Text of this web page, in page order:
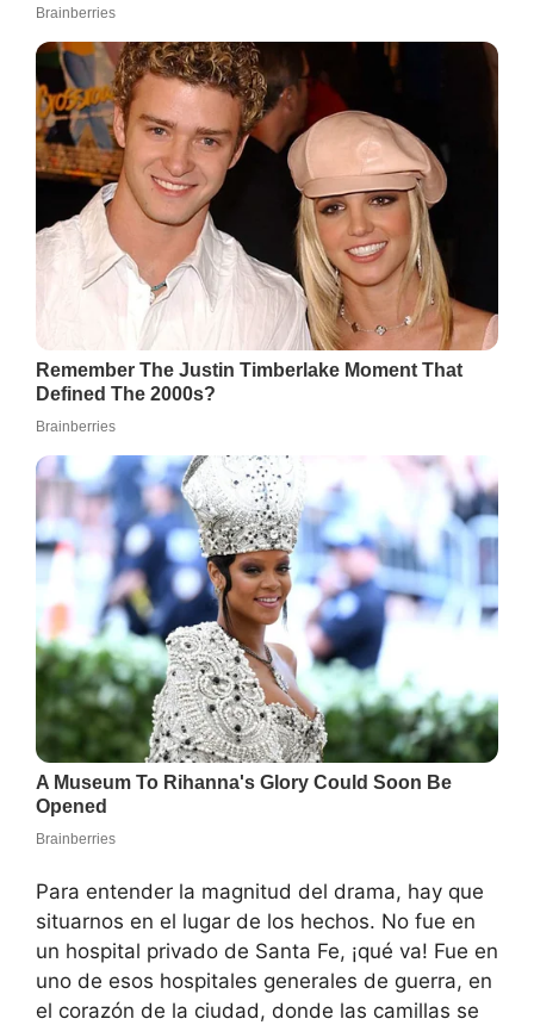
Para entender la magnitud del drama, hay que
situarnos en el lugar de los hechos. No fue en
un hospital privado de Santa Fe, ¡qué va! Fue en
uno de esos hospitales generales de guerra, en
el corazón de la ciudad, donde las camillas se